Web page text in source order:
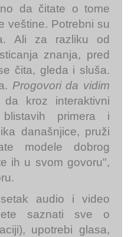
da čitate o tome
veštine. Potrebni su
Ali za razliku od
znanja, pred
čita, gleda i sluša.
Progovori da vidim
kroz interaktivni
primera i
današnjice, pruži
modele dobrog
ih u svom govoru",
audio i video
saznati sve o
upotrebi glasa,